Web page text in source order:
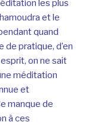
les plus
et le
quand
de pratique, d’en
on ne sait
méditation
et
manque de
à ces